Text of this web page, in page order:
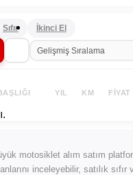
Sıfır İkinci El
YIL KM FIYAT
motosiklet alım satım
inceleyebilir, satılık